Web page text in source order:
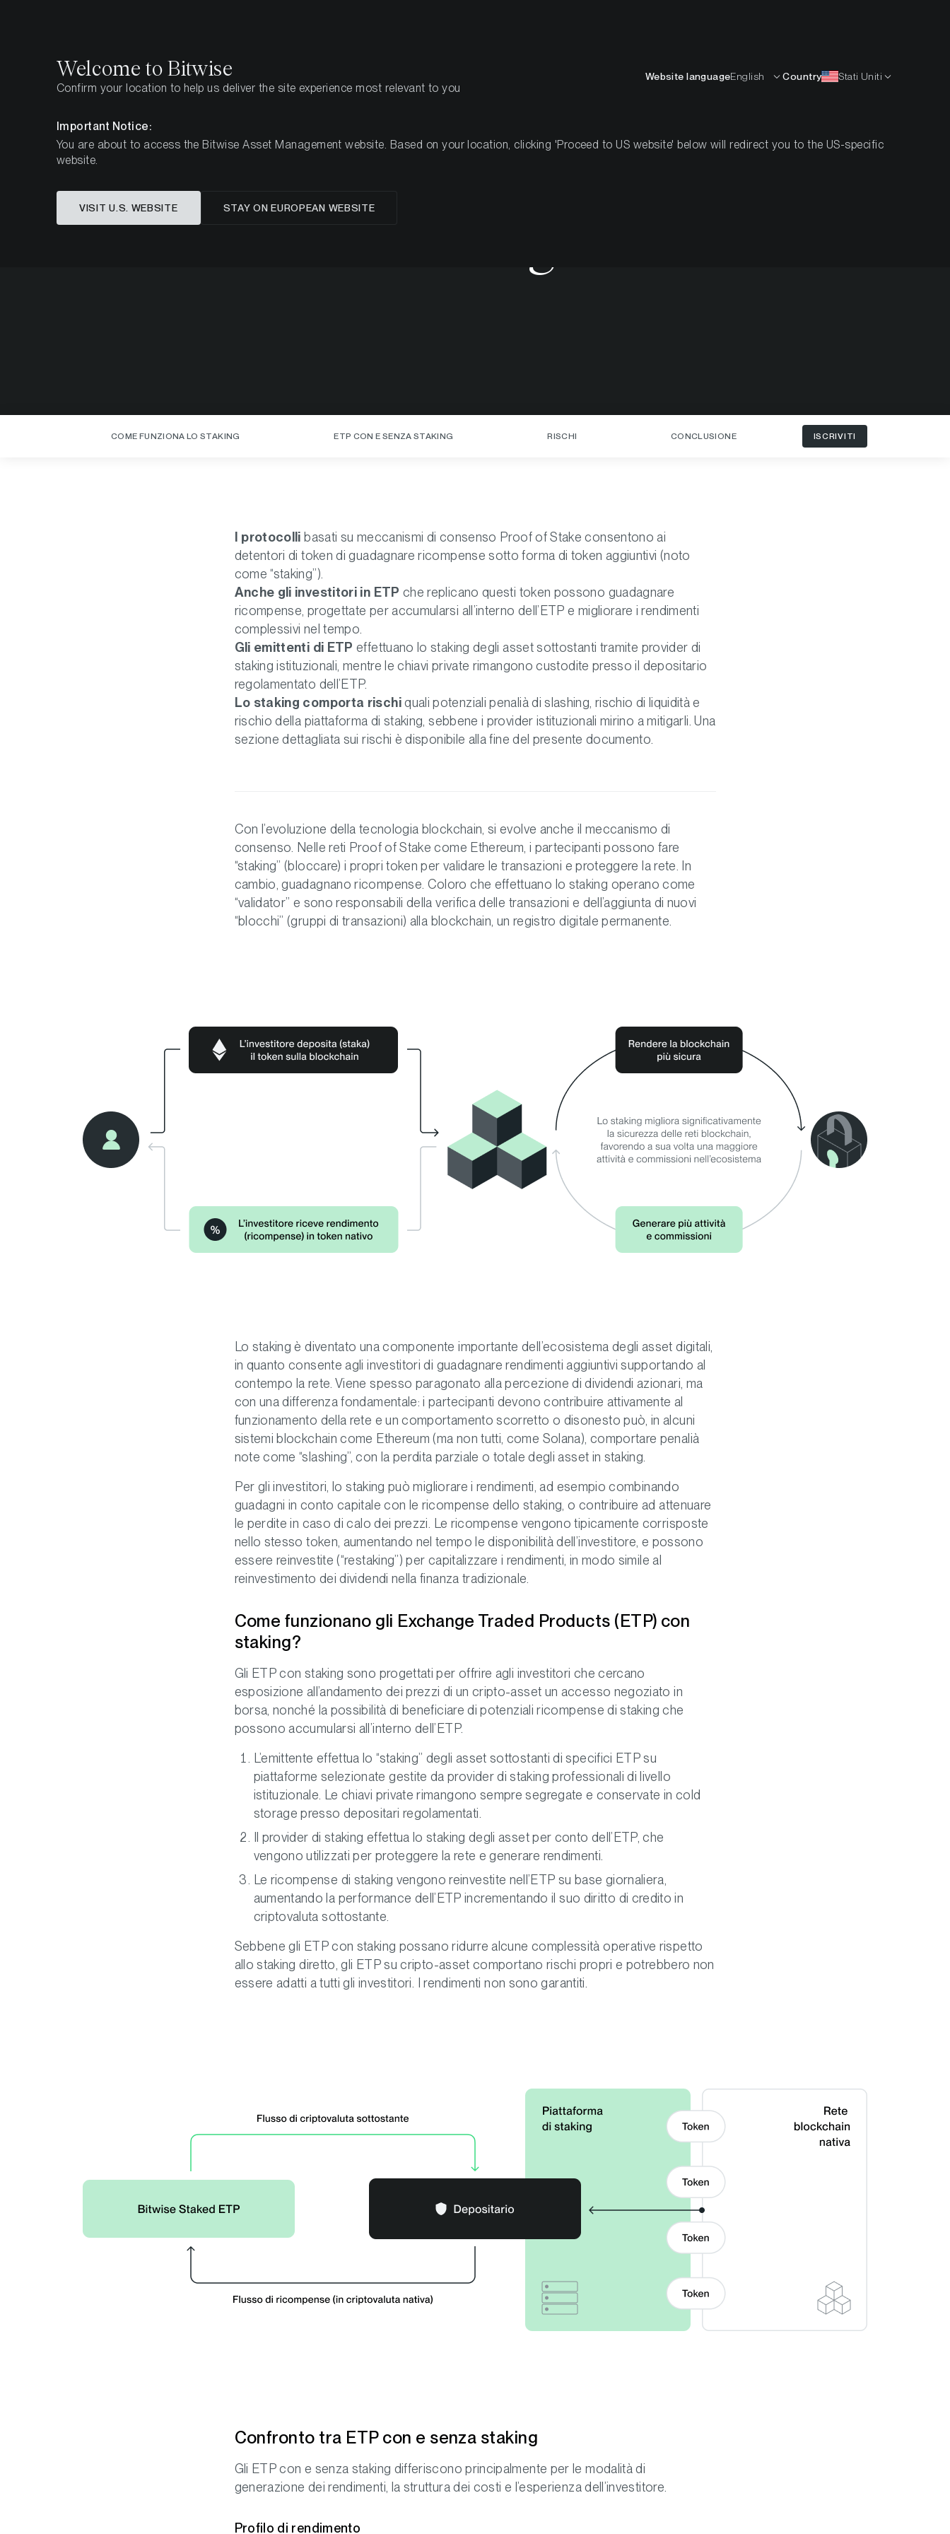
COME FUNZIONA LO STAKING ETP CON E SENZA STAKING RISCHI CONCLUSIONE ISCRIVITI
I protocolli basati su meccanismi di consenso Proof of Stake consentono ai
detentori di token di guadagnare ricompense sotto forma di token aggiuntivi (noto
come “staking”).
Anche gli investitori in ETP che replicano questi token possono guadagnare
ricompense, progettate per accumularsi all’interno dell’ETP e migliorare i rendimenti
complessivi nel tempo.
Gli emittenti di ETP effettuano lo staking degli asset sottostanti tramite provider di
staking istituzionali, mentre le chiavi private rimangono custodite presso il depositario
regolamentato dell’ETP.
Lo staking comporta rischiquali potenziali penalià di slashing, rischio di liquidità e
rischio della piattaforma di staking, sebbene i provider istituzionali mirino a mitigarli. Una
sezione dettagliata sui rischi è disponibile alla fine del presente documento.
Con l’evoluzione della tecnologia blockchain, si evolve anche il meccanismo di
consenso. Nelle reti Proof of Stake come Ethereum, i partecipanti possono fare
“staking” (bloccare) i propri token per validare le transazioni e proteggere la rete. In
cambio, guadagnano ricompense. Coloro che effettuano lo staking operano come
“validator” e sono responsabili della verifica delle transazioni e dell’aggiunta di nuovi
“blocchi” (gruppi di transazioni) alla blockchain, un registro digitale permanente.
Lo staking è diventato una componente importante dell’ecosistema degli asset digitali,
in quanto consente agli investitori di guadagnare rendimenti aggiuntivi supportando al
contempo la rete. Viene spesso paragonato alla percezione di dividendi azionari, ma
con una differenza fondamentale: i partecipanti devono contribuire attivamente al
funzionamento della rete e un comportamento scorretto o disonesto può, in alcuni
sistemi blockchain come Ethereum (ma non tutti, come Solana), comportare penalià
note come “slashing”, con la perdita parziale o totale degli asset in staking.
Per gli investitori, lo staking può migliorare i rendimenti, ad esempio combinando
guadagni in conto capitale con le ricompense dello staking, o contribuire ad attenuare
le perdite in caso di calo dei prezzi. Le ricompense vengono tipicamente corrisposte
nello stesso token, aumentando nel tempo le disponibilità dell’investitore, e possono
essere reinvestite (“restaking”) per capitalizzare i rendimenti, in modo simile al
reinvestimento dei dividendi nella finanza tradizionale.
Come funzionano gli Exchange Traded Products (ETP) con
staking?
Gli ETP con staking sono progettati per offrire agli investitori che cercano
esposizione all’andamento dei prezzi di un cripto-asset un accesso negoziato in
borsa, nonché la possibilità di beneficiare di potenziali ricompense di staking che
possono accumularsi all’interno dell’ETP.
L’emittente effettua lo “staking” degli asset sottostanti di specifici ETP su
piattaforme selezionate gestite da provider di staking professionali di livello
istituzionale. Le chiavi private rimangono sempre segregate e conservate in cold
storage presso depositari regolamentati.
Il provider di staking effettua lo staking degli asset per conto dell’ETP, che
vengono utilizzati per proteggere la rete e generare rendimenti.
Le ricompense di staking vengono reinvestite nell’ETP su base giornaliera,
aumentando la performance dell’ETP incrementando il suo diritto di credito in
criptovaluta sottostante.
Sebbene gli ETP con staking possano ridurre alcune complessità operative rispetto
allo staking diretto, gli ETP su cripto-asset comportano rischi propri e potrebbero non
essere adatti a tutti gli investitori. I rendimenti non sono garantiti.
Confronto tra ETP con e senza staking
Gli ETP con e senza staking differiscono principalmente per le modalità di
generazione dei rendimenti, la struttura dei costi e l’esperienza dell’investitore.
Profilo di rendimento
Welcome to Bitwise
Confirm your location to help us deliver the site experience most relevant to you
Website languageEnglish Country Stati Uniti
Important Notice:
You are about to access the Bitwise Asset Management website. Based on your location, clicking 'Proceed to US website' below will redirect you to the US-specific
website.
VISIT U.S. WEBSITE STAY ON EUROPEAN WEBSITE